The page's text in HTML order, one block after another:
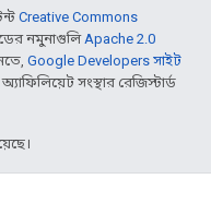
Creative Commons
নমুনাগুলিApache 2.0
Google Developers সাইট
সংস্থার রেজিস্টার্ড